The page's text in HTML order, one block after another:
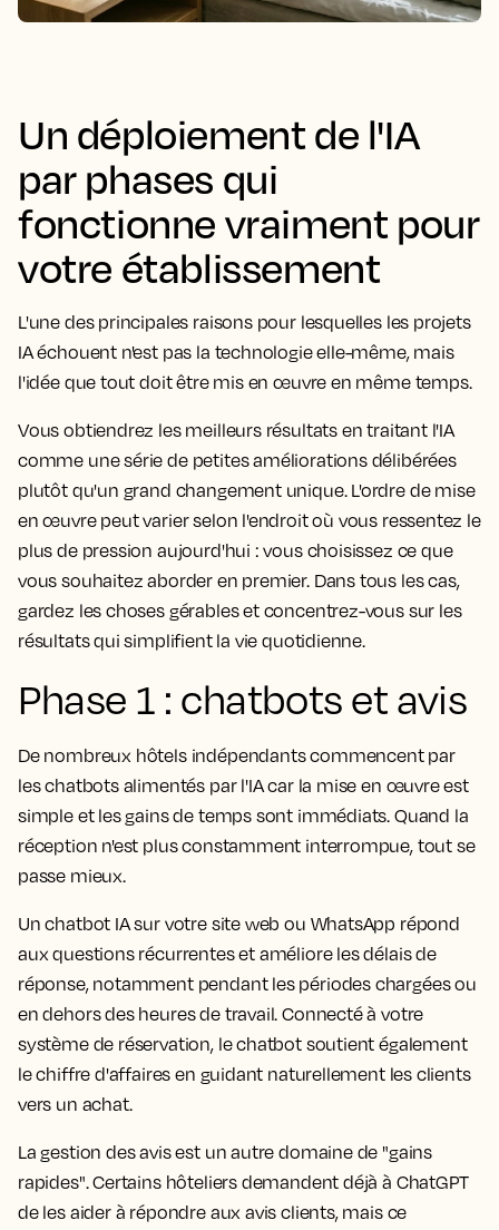
Un déploiement de l'IA
par phases qui
fonctionne vraiment pour
votre établissement
L'une des principales raisons pour lesquelles les projets
IA échouent n'est pas la technologie elle-même, mais
l'idée que tout doit être mis en œuvre en même temps.
Vous obtiendrez les meilleurs résultats en traitant l'IA
comme une série de petites améliorations délibérées
plutôt qu'un grand changement unique. L'ordre de mise
en œuvre peut varier selon l'endroit où vous ressentez le
plus de pression aujourd'hui : vous choisissez ce que
vous souhaitez aborder en premier. Dans tous les cas,
gardez les choses gérables et concentrez-vous sur les
résultats qui simplifient la vie quotidienne.
Phase 1 : chatbots et avis
De nombreux hôtels indépendants commencent par
les chatbots alimentés par l'IA car la mise en œuvre est
simple et les gains de temps sont immédiats. Quand la
réception n'est plus constamment interrompue, tout se
passe mieux.
Un chatbot IA sur votre site web ou WhatsApp répond
aux questions récurrentes et améliore les délais de
réponse, notamment pendant les périodes chargées ou
en dehors des heures de travail. Connecté à votre
système de réservation, le chatbot soutient également
le chiffre d'affaires en guidant naturellement les clients
vers un achat.
La gestion des avis est un autre domaine de "gains
rapides". Certains hôteliers demandent déjà à ChatGPT
de les aider à répondre aux avis clients, mais ce